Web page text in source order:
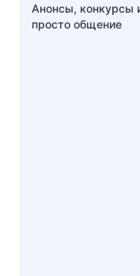
Анонсы, конкурсы
просто общение